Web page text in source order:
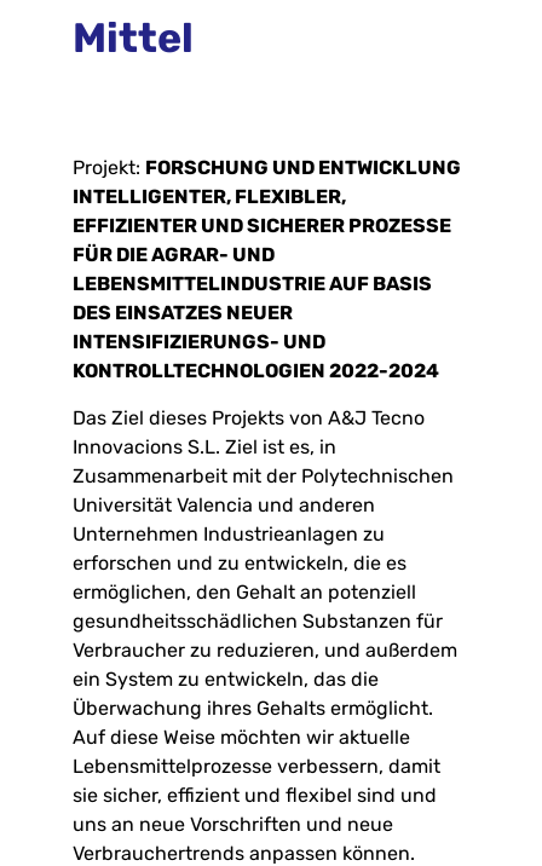
Mittel
Projekt: FORSCHUNG UND ENTWICKLUNG
INTELLIGENTER, FLEXIBLER,
EFFIZIENTER UND SICHERER PROZESSE
FÜR DIE AGRAR- UND
LEBENSMITTELINDUSTRIE AUF BASIS
DES EINSATZES NEUER
INTENSIFIZIERUNGS- UND
KONTROLLTECHNOLOGIEN 2022-2024
Das Ziel dieses Projekts von A&J Tecno
Innovacions S.L. Ziel ist es, in
Zusammenarbeit mit der Polytechnischen
Universität Valencia und anderen
Unternehmen Industrieanlagen zu
erforschen und zu entwickeln, die es
ermöglichen, den Gehalt an potenziell
gesundheitsschädlichen Substanzen für
Verbraucher zu reduzieren, und außerdem
ein System zu entwickeln, das die
Überwachung ihres Gehalts ermöglicht.
Auf diese Weise möchten wir aktuelle
Lebensmittelprozesse verbessern, damit
sie sicher, effizient und flexibel sind und
uns an neue Vorschriften und neue
Verbrauchertrends anpassen können.